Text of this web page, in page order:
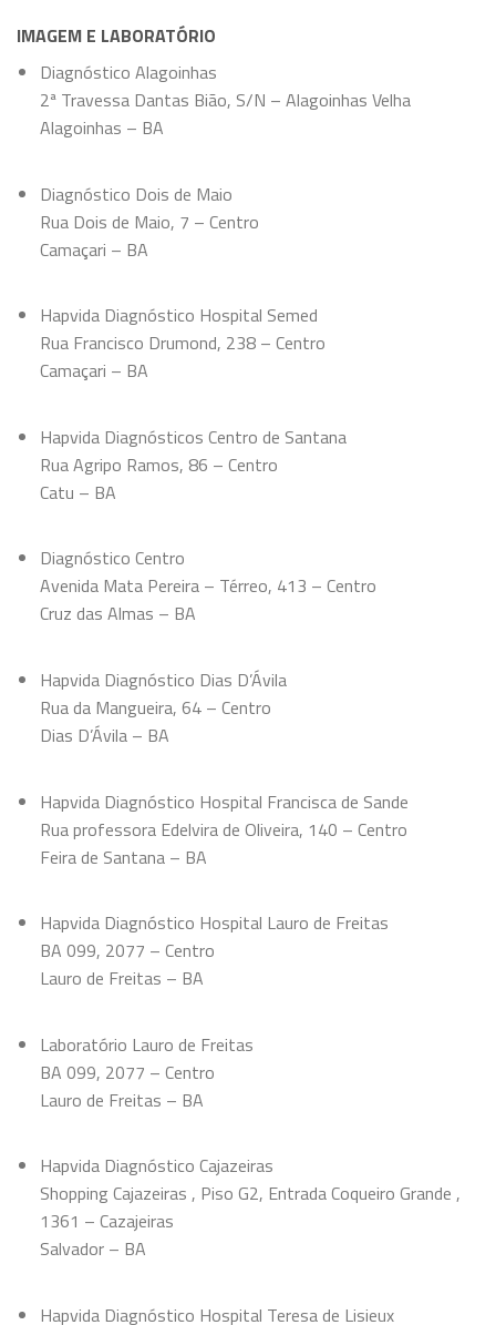
IMAGEM E LABORATÓRIO
Diagnóstico Alagoinhas
2ª Travessa Dantas Bião, S/N – Alagoinhas Velha
Alagoinhas – BA
Diagnóstico Dois de Maio
Rua Dois de Maio, 7 – Centro
Camaçari – BA
Hapvida Diagnóstico Hospital Semed
Rua Francisco Drumond, 238 – Centro
Camaçari – BA
Hapvida Diagnósticos Centro de Santana
Rua Agripo Ramos, 86 – Centro
Catu – BA
Diagnóstico Centro
Avenida Mata Pereira – Térreo, 413 – Centro
Cruz das Almas – BA
Hapvida Diagnóstico Dias D’Ávila
Rua da Mangueira, 64 – Centro
Dias D’Ávila – BA
Hapvida Diagnóstico Hospital Francisca de Sande
Rua professora Edelvira de Oliveira, 140 – Centro
Feira de Santana – BA
Hapvida Diagnóstico Hospital Lauro de Freitas
BA 099, 2077 – Centro
Lauro de Freitas – BA
Laboratório Lauro de Freitas
BA 099, 2077 – Centro
Lauro de Freitas – BA
Hapvida Diagnóstico Cajazeiras
Shopping Cajazeiras , Piso G2, Entrada Coqueiro Grande ,
1361 – Cazajeiras
Salvador – BA
Hapvida Diagnóstico Hospital Teresa de Lisieux